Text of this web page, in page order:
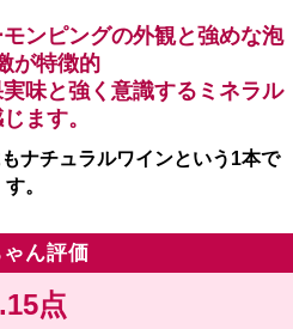
ンピングの外観と強めな泡
が特徴的
味と強く意識するミネラル
ます。
ナチュラルワインという1本で
す。
ん評価
点